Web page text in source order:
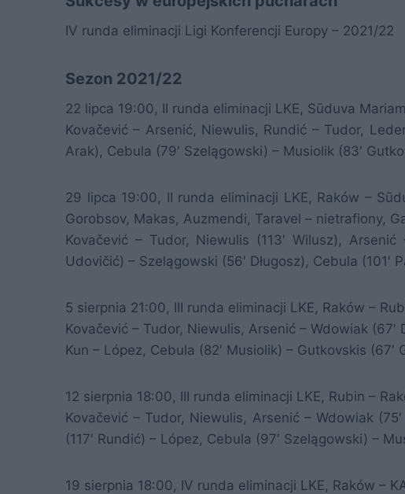
IV runda eliminacji Ligi Konferencji Europy – 2021/22
Sezon 2021/22
22 lipca 19:00, II runda eliminacji LKE, Sūduva
Kovačević – Arsenić, Niewulis, Rundić – Tudor,
Arak), Cebula (79′ Szelągowski) – Musiolik (83′
29 lipca 19:00, II runda eliminacji LKE, Raków –
Gorobsov, Makas, Auzmendi, Taravel – nietrafiony,
Kovačević – Tudor, Niewulis (113′ Wilusz),
Udovičić) – Szelągowski (56′ Długosz), Cebula (101′
5 sierpnia 21:00, III runda eliminacji LKE, Raków –
Kovačević – Tudor, Niewulis, Arsenić – Wdowiak
Kun – López, Cebula (82′ Musiolik) – Gutkovskis (67′
12 sierpnia 18:00, III runda eliminacji LKE, Rubin –
Kovačević – Tudor, Niewulis, Arsenić – Wdowiak
(117′ Rundić) – López, Cebula (97′ Szelągowski) –
19 sierpnia 18:00, IV runda eliminacji LKE, Raków –